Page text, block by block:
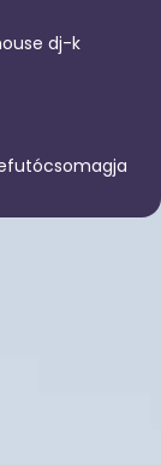
dj-k